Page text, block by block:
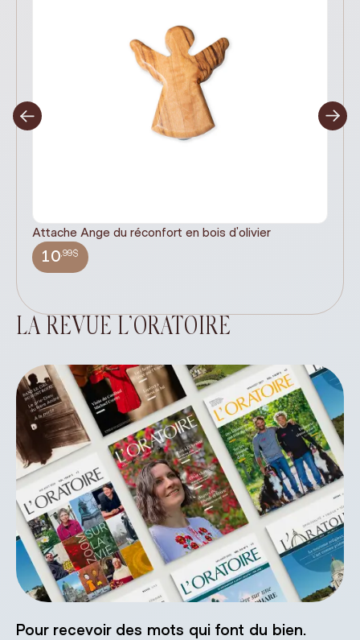
Attache Ange du réconfort en bois d'olivier
10,99$
LA REVUE L’ORATOIRE
Pour recevoir des mots qui font du bien.